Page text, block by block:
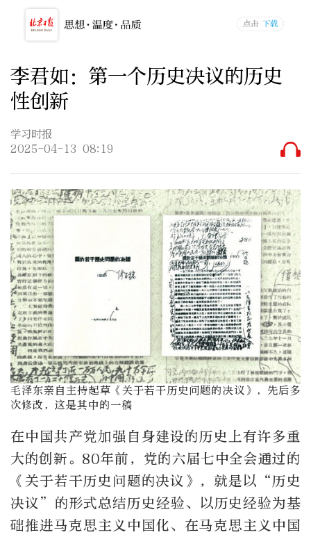
李君如：第一个历史决议的历史
性创新
学习时报
2025-04-13 08:19
毛泽东亲自主持起草《关于若干历史问题的决议》，先后多
次修改，这是其中的一稿
在中国共产党加强自身建设的历史上有许多重
大的创新。80年前，党的六届七中全会通过的
《关于若干历史问题的决议》，就是以“历史
决议”的形式总结历史经验、以历史经验为基
础推进马克思主义中国化、在马克思主义中国